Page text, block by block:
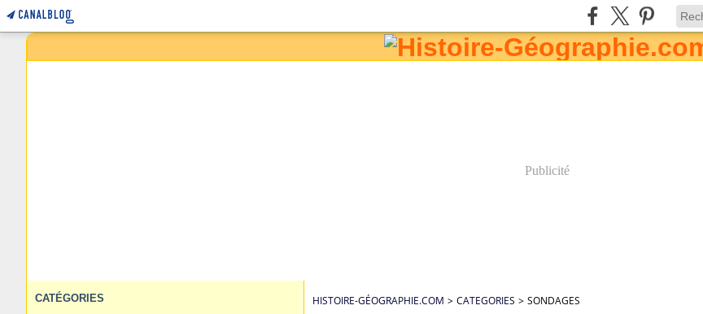
Publicité
CATÉGORIES HISTOIRE-GÉOGRAPHIE.COM > CATEGORIES > SONDAGES